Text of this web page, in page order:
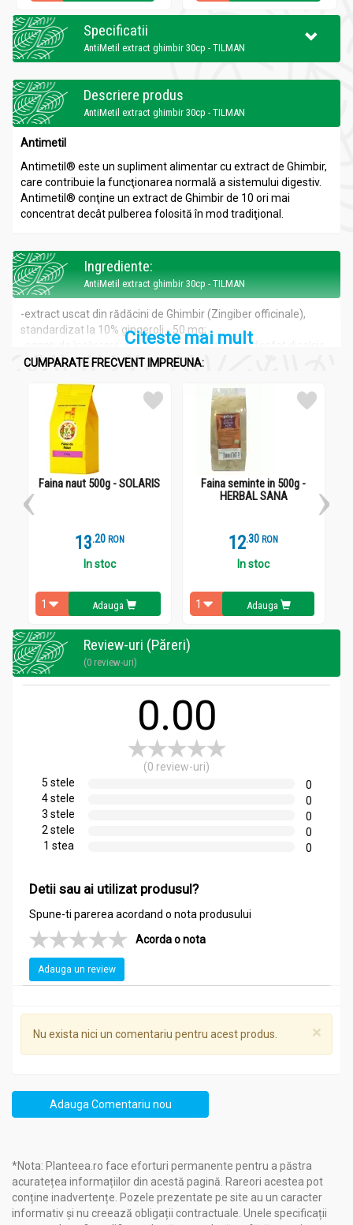
Specificatii
AntiMetil extract ghimbir 30cp - TILMAN
Descriere produs
AntiMetil extract ghimbir 30cp - TILMAN
Antimetil
Antimetil® este un supliment alimentar cu extract de Ghimbir,
care contribuie la funcţionarea normală a sistemului digestiv.
Antimetil® conţine un extract de Ghimbir de 10 ori mai
concentrat decât pulberea folosită în mod tradiţional.
Ingrediente:
AntiMetil extract ghimbir 30cp - TILMAN
-extract uscat din rădăcini de Ghimbir (Zingiber officinale),
standardizat la 10% gingeroli - 50 mg;
-agenţi de încărcare: celuloză microcristalină şi fosfat dicalcic
anhidru;
dioxid de titan, glicerol);
-agenţi antiaglomeranţi: dioxid de siliciu anhidru şi stearat de
magneziu.
Acțiuni și recomandări:
AntiMetil extract ghimbir 30cp - TILMAN
• consum excesiv de alimente
• întreruperea obiceiurilor alimentare (de exemplu, în vacanţă)
• rău de mişcare/călătorie
Formula naturală a Antimetil® este recomandată pentru adulţi
şi copii cu vârsta de peste 3 ani.
Precauții, atenționări și sfaturi:
AntiMetil extract ghimbir 30cp - TILMAN
Pentru femeile însărcinate, administrarea se face la
recomandarea medicului sau farmacistului şi nu poate dura
mai mult de 1-5 zile.
Copii cu varsta intre 3 si 5 ani: cate 1 comprimat de 1-2 ori/zi
(maximum 2 comprimate/zi).
Copii cu varsta intre 6 si 11 ani: cate 1 comprimat de 1-4 ori/zi
(maximum 4 comprimate/zi).
Copii cu varsta de peste 12 ani si adulti: cate 2 comprimate de
1-4 ori/zi.
Femei gravide (incepand cu prima luna de sarcina): cate 1
Comprimatele se inghit cu o cantitate suficienta de apa.
Cand calatoriti, consumati 1 comprimat Antimetil cu 30 de
Citeste mai mult
CUMPARATE FRECVENT IMPREUNA:
Faina naut 500g - SOLARIS
13.2 RON
In stoc
Adauga
Faina seminte in 500g -
HERBAL SANA
12.3 RON
In stoc
Adauga
Review-uri (Păreri)
(0 review-uri)
0.00
(0 review-uri)
5 stele
0
4 stele
0
3 stele
0
2 stele
0
1 stea
0
Detii sau ai utilizat produsul?
Spune-ti parerea acordand o nota produsului
Acorda o nota
Adauga un review
×
Nu exista nici un comentariu pentru acest produs.
Adauga Comentariu nou
*Nota: Planteea.ro face eforturi permanente pentru a păstra
acuratețea informațiilor din acestă pagină. Rareori acestea pot
conține inadvertențe. Pozele prezentate pe site au un caracter
informativ și nu creează obligații contractuale. Unele specificații